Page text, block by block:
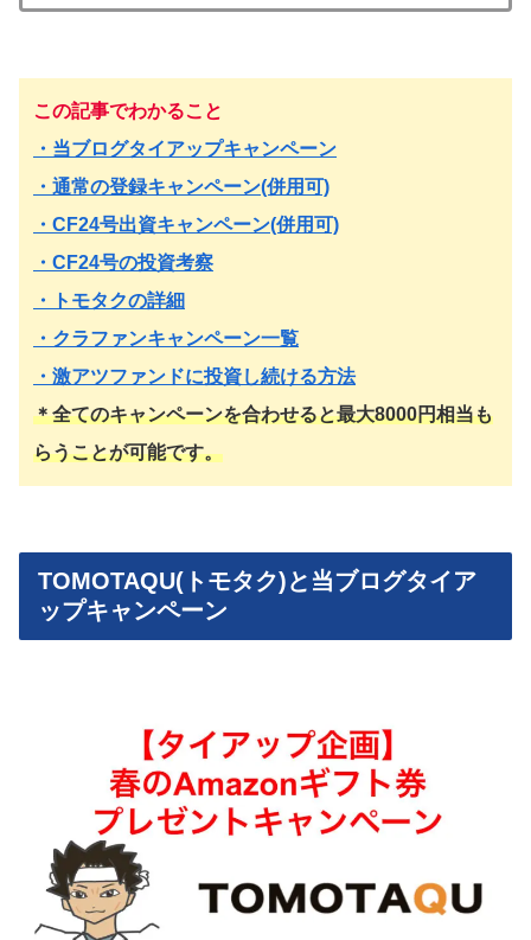
この記事でわかること
・当ブログタイアップキャンペーン
・通常の登録キャンペーン(併用可)
・CF24号出資キャンペーン(併用可)
・CF24号の投資考察
・トモタクの詳細
・クラファンキャンペーン一覧
・激アツファンドに投資し続ける方法
＊全てのキャンペーンを合わせると最大8000円相当も
らうことが可能です。
TOMOTAQU(トモタク)と当ブログタイア
ップキャンペーン